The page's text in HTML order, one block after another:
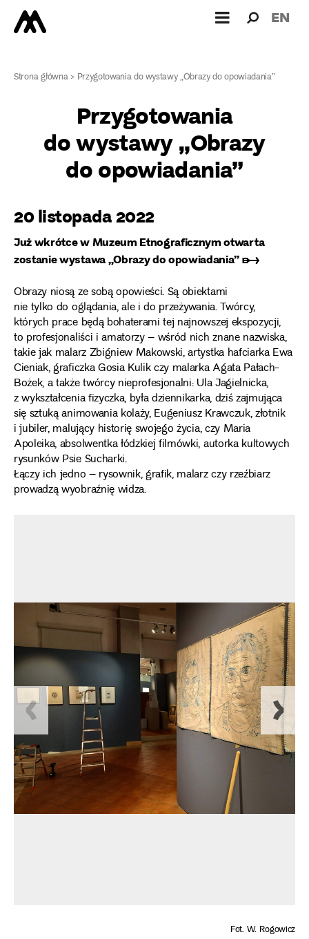
dla: EN
Strona główna> Przygotowania do wystawy „Obrazy do opowiadania”
Przygotowania
do wystawy „Obrazy
do opowiadania”
20 listopada 2022
Już wkrótce w Muzeum Etnograficznym otwarta
zostanie wystawa„Obrazy do opowiadania” ➸
Obrazy niosą ze sobą opowieści. Są obiektami
nie tylko do oglądania, ale i do przeżywania. Twórcy,
których prace będą bohaterami tej najnowszej ekspozycji,
to profesjonaliści i amatorzy – wśród nich znane nazwiska,
takie jak malarz Zbigniew Makowski, artystka hafciarka Ewa
Cieniak, graficzka Gosia Kulik czy malarka Agata Pałach-
Bożek, a także twórcy nieprofesjonalni: Ula Jagielnicka,
z wykształcenia fizyczka, była dziennikarka, dziś zajmująca
się sztuką animowania kolaży, Eugeniusz Krawczuk, złotnik
i jubiler, malujący historię swojego życia, czy Maria
Apoleika, absolwentka łódzkiej filmówki, autorka kultowych
rysunków Psie Sucharki.
Łączy ich jedno – rysownik, grafik, malarz czy rzeźbiarz
prowadzą wyobraźnię widza.
Fot. W. Rogowicz